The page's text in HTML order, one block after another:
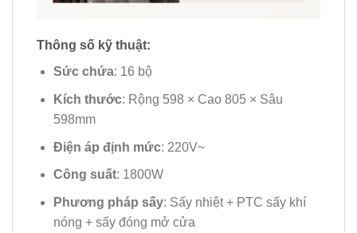
Thông số kỹ thuật:
Sức chứa: 16 bộ
Kích thước: Rộng 598 × Cao 805 × Sâu
598mm
Điện áp định mức: 220V~
Công suất: 1800W
Phương pháp sấy: Sấy nhiệt + PTC sấy khí
nóng + sấy đóng mở cửa